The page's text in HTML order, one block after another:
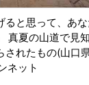
ると思って、あ
真夏の山道で見
されたもの(山口
ネット